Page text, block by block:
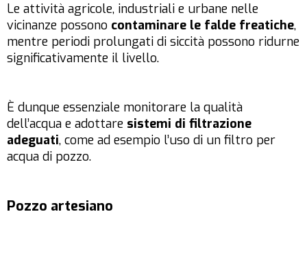
Le attività agricole, industriali e urbane nelle
vicinanze possono contaminare le falde freatiche,
mentre periodi prolungati di siccità possono ridurne
significativamente il livello.
È dunque essenziale monitorare la qualità
dell’acqua e adottare sistemi di filtrazione
adeguati, come ad esempio l’uso di un filtro per
acqua di pozzo.
Pozzo artesiano